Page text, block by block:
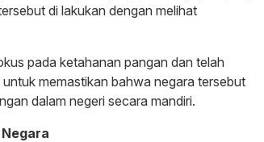
di lakukan dengan melihat
pada ketahanan pangan dan telah
memastikan bahwa negara tersebut
dalam negeri secara mandiri.